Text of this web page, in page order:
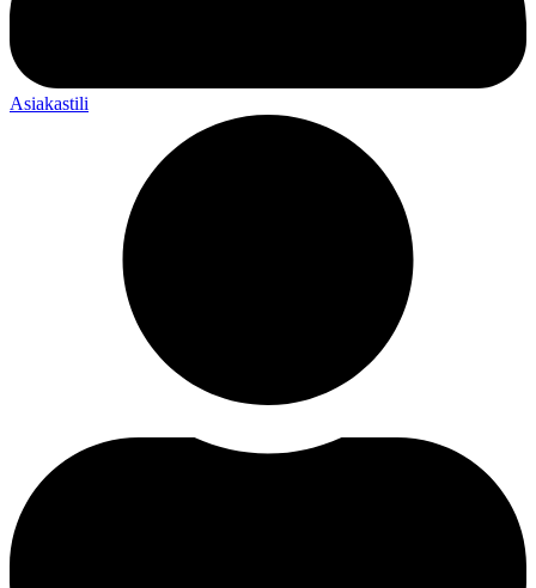
Asiakastili